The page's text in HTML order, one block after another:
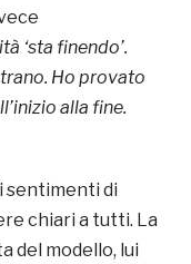
‘sta finendo’.
Ho provato
alla fine.
sentimenti di
chiari a tutti. La
del modello, lui